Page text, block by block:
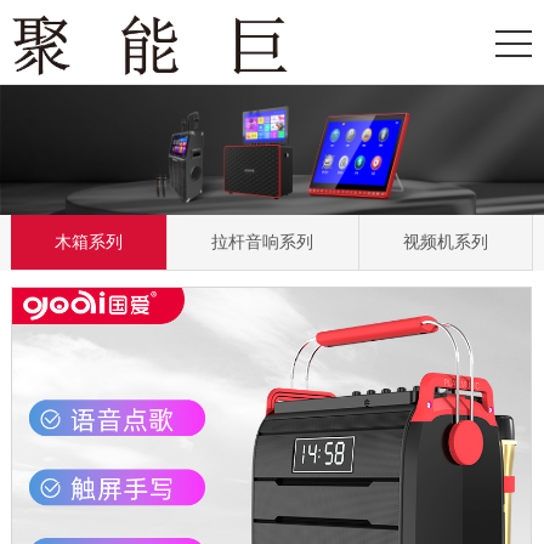
木箱系列 拉杆音响系列 视频机系列